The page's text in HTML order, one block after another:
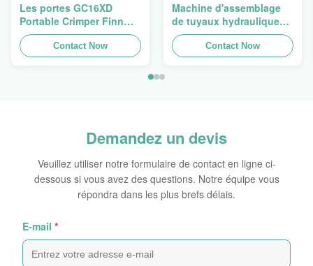
Les portes GC16XD
Portable Crimper Finn
Power P16HP manuel
Crimper câble
hydraulique à vendre
Contact Now
Machine d'assemblage
de tuyaux hydrauliques,
machine de crimpage de
tuyaux, presse de tuyaux
Finn Power Swager
Contact Now
Demandez un devis
Veuillez utiliser notre formulaire de contact en ligne ci-
dessous si vous avez des questions. Notre équipe vous
répondra dans les plus brefs délais.
E-mail *